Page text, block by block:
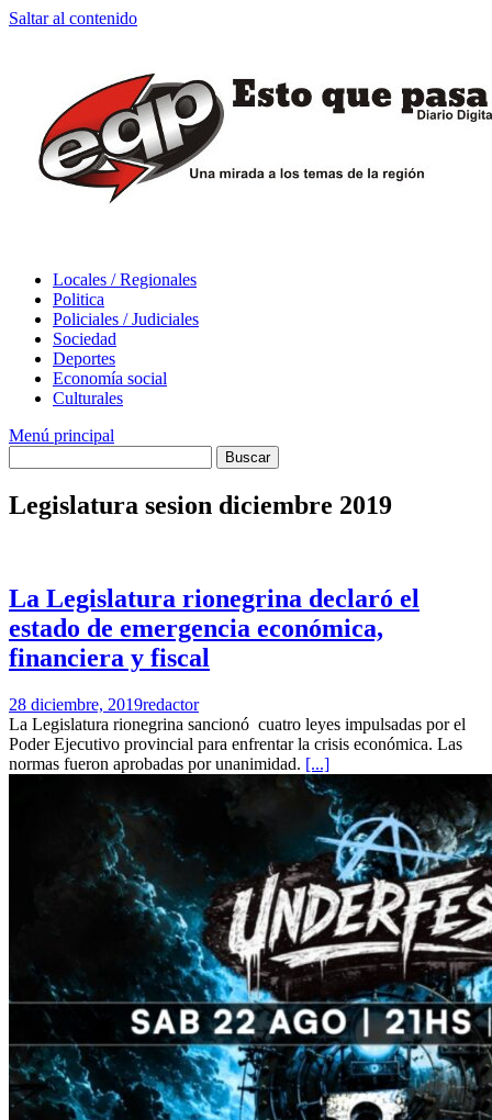
Saltar al contenido
Locales / Regionales
Politica
Policiales / Judiciales
Sociedad
Deportes
Economía social
Culturales
Menú principal
Legislatura sesion diciembre 2019
La Legislatura rionegrina declaró el
estado de emergencia económica,
financiera y fiscal
28 diciembre, 2019redactor
La Legislatura rionegrina sancionó cuatro leyes impulsadas por el
Poder Ejecutivo provincial para enfrentar la crisis económica. Las
normas fueron aprobadas por unanimidad. [...]